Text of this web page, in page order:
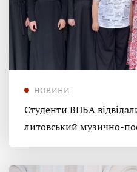
НОВИНИ
Студенти ВПБА
литовський музично-